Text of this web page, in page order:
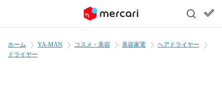
ホーム YA-MAN コスメ・美容 美容家電
ヘアドライヤー
ドライヤー